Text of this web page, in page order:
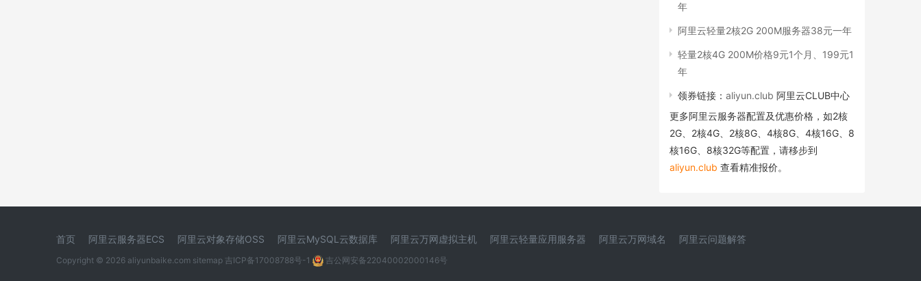
年
阿里云轻量2核2G 200M服务器38元一年
轻量2核4G 200M价格9元1个月、199元1
年
领券链接： aliyun.club 阿里云CLUB中心
更多阿里云服务器配置及优惠价格，如2核
2G、2核4G、2核8G、4核8G、4核16G、8
核16G、8核32G等配置，请移步到
aliyun.club 查看精准报价。
首页 阿里云服务器ECS 阿里云对象存储OSS 阿里云MySQL云数据库 阿里云万网虚拟主机 阿里云轻量应用服务器 阿里云万网域名 阿里云问题解答
Copyright © 2026 aliyunbaike.com sitemap 吉ICP备17008788号-1 吉公网安备22040002000146号